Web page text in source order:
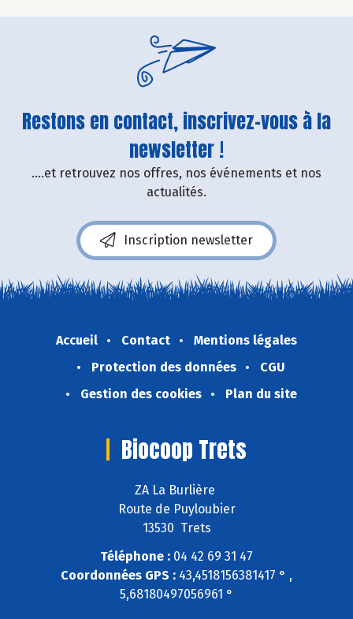
Restons en contact, inscrivez-vous à la
newsletter !
....et retrouvez nos offres, nos événements et nos
actualités.
Inscription newsletter
Accueil Contact
Mentions légales
Protection des données
CGU
Gestion des cookies
Plan du site
Biocoop Trets
ZA La Burlière
Route de Puyloubier
13530 Trets
Téléphone : 04 42 69 31 47
Coordonnées GPS : 43,4518156381417 ° ,
5,68180497056961 °